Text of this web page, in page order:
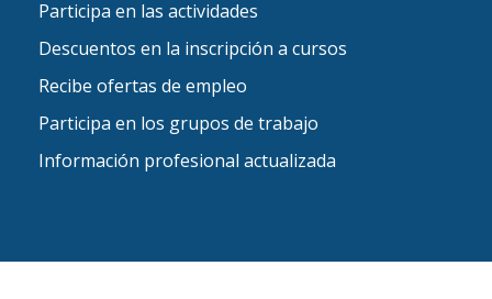
Participa en las actividades
Descuentos en la inscripción a cursos
Recibe ofertas de empleo
Participa en los grupos de trabajo
Información profesional actualizada